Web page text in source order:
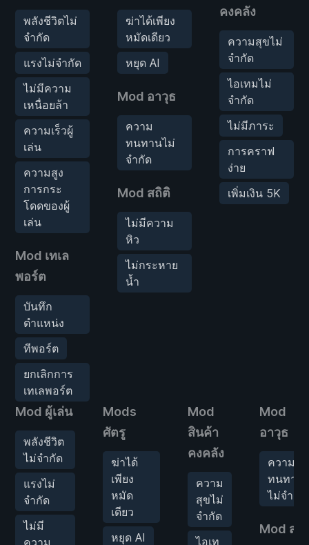
พลังชีวิตไม่
จำกัด
แรงไม่จำกัด
ไม่มีความ
เหนื่อยล้า
ความเร็วผู้
เล่น
ความสูง
การกระ
โดดของผู้
เล่น
Mod เทเล
พอร์ต
บันทึก
ตำแหน่ง
ทีพอร์ต
ยกเลิกการ
เทเลพอร์ต
ฆ่าได้เพียง
หมัดเดียว
หยุด AI
Mod อาวุธ
ความ
ทนทานไม่
จำกัด
Mod สถิติ
ไม่มีความ
หิว
ไม่กระหาย
น้ำ
คงคลัง
ความสุขไม่
จำกัด
ไอเทมไม่
จำกัด
ไม่มีภาระ
การคราฟ
ง่าย
เพิ่มเงิน 5K
Mod ผู้เล่น
พลังชีวิต
ไม่จำกัด
แรงไม่
จำกัด
ไม่มี
ความ
Mods
ศัตรู
ฆ่าได้
เพียง
หมัด
เดียว
หยุด AI
Mod
สินค้า
คงคลัง
ความ
สุขไม่
จำกัด
ไอเท
Mod
อาวุธ
ความ
ทนทาน
ไม่จำกัด
Mod สถิ